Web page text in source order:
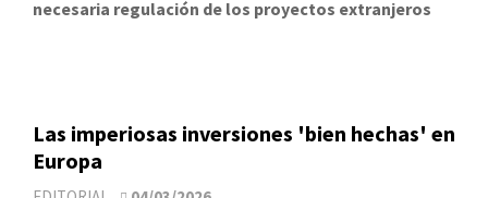
necesaria regulación de los proyectos extranjeros
Las imperiosas inversiones 'bien hechas' en
Europa